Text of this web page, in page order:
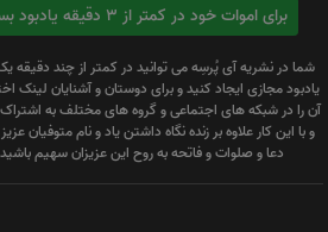
برای اموات خود در کمتر از 3 دقیقه یادبود بسازید
شما در نشریه آی پُرسِه می توانید در کمتر از چند دقیقه
یادبود مجازی ایجاد کنید و برای دوستان و آشنایان لینک
آن را در شبکه های اجتماعی و گروه های مختلف به اشتراک
و با این کار علاوه بر زنده نگاه داشتن یاد و نام متوفیان عزیز
دعا و صلوات و فاتحه به روح این عزیزان سهیم